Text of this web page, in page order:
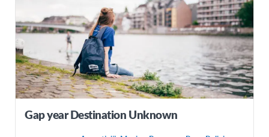
Slovakije
Tsjechië
Turkije
Verenigd Koninkrijk
Wallonië
Gap year Destination Unknown